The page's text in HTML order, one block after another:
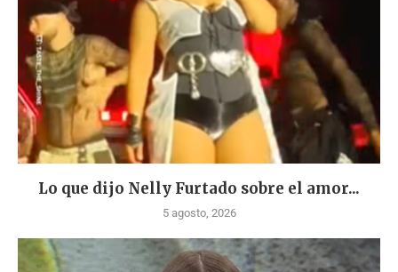
Lo que dijo Nelly Furtado sobre el amor...
5 agosto, 2026